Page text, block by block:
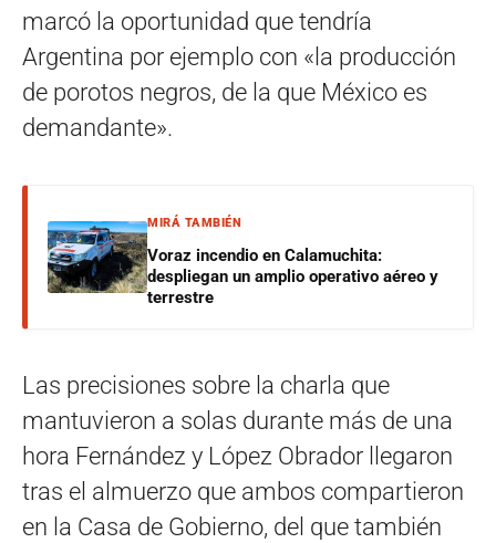
marcó la oportunidad que tendría
Argentina por ejemplo con «la producción
de porotos negros, de la que México es
demandante».
MIRÁ TAMBIÉN
Voraz incendio en Calamuchita:
despliegan un amplio operativo aéreo y
terrestre
Las precisiones sobre la charla que
mantuvieron a solas durante más de una
hora Fernández y López Obrador llegaron
tras el almuerzo que ambos compartieron
en la Casa de Gobierno, del que también